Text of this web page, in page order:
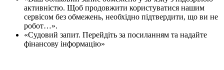
активністю. Щоб продовжити користуватися нашим
сервісом без обмежень, необхідно підтвердити, що ви не
робот…».
«Судовий запит. Перейдіть за посиланням та надайте
фінансову інформацію»